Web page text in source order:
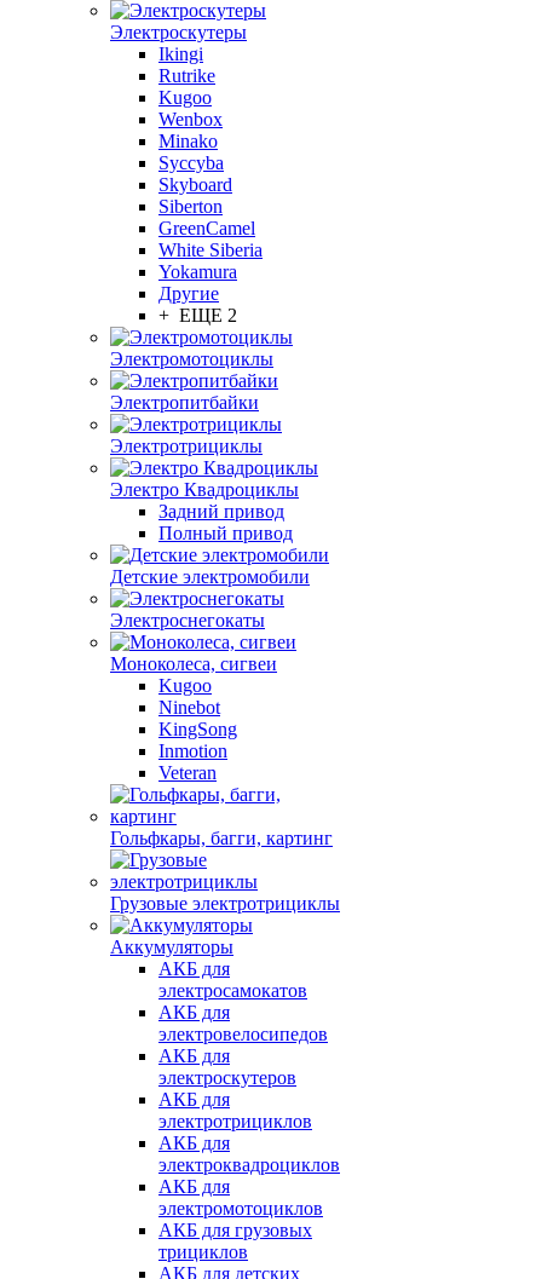
Электроскутеры
Ikingi
Rutrike
Kugoo
Wenbox
Minako
Syccyba
Skyboard
Siberton
GreenCamel
White Siberia
Yokamura
Другие
+ ЕЩЕ 2
Электромотоциклы
Электропитбайки
Электротрициклы
Электро Квадроциклы
Задний привод
Полный привод
Детские электромобили
Электроснегокаты
Моноколеса, сигвеи
Kugoo
Ninebot
KingSong
Inmotion
Veteran
Гольфкары, багги, картинг
Грузовые электротрициклы
Аккумуляторы
АКБ для
электросамокатов
АКБ для
электровелосипедов
АКБ для
электроскутеров
АКБ для
электротрициклов
АКБ для
электроквадроциклов
АКБ для
электромотоциклов
АКБ для грузовых
трициклов
АКБ для детских